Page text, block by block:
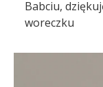
Babciu,
woreczku